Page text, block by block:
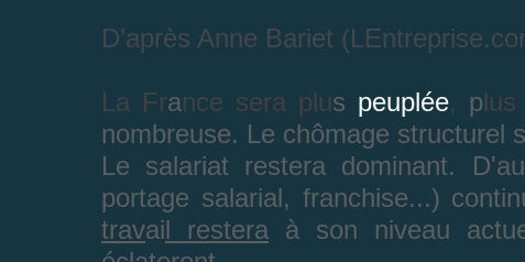
D’après Anne Bariet
La France sera plus peuplée, plus
nombreuse. Le chômage structurel
Le salariat restera dominant.
portage salarial, franchise...)
travail restera à son niveau